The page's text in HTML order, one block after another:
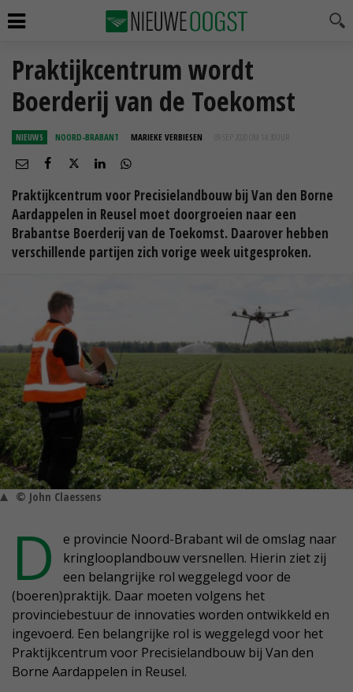
Praktijkcentrum wordt
Boerderij van de Toekomst
NIEUWS NOORD-BRABANT MARIEKE VERBIESEN 09 SEP 2020 OM 14:30
Praktijkcentrum voor Precisielandbouw bij Van den Borne
Aardappelen in Reusel moet doorgroeien naar een
Brabantse Boerderij van de Toekomst. Daarover hebben
verschillende partijen zich vorige week uitgesproken.
© John Claessens
D
e provincie Noord-Brabant wil de omslag naar
kringlooplandbouw versnellen. Hierin ziet zij
een belangrijke rol weggelegd voor de
(boeren)praktijk. Daar moeten volgens het
provinciebestuur de innovaties worden ontwikkeld en
ingevoerd. Een belangrijke rol is weggelegd voor het
Praktijkcentrum voor Precisielandbouw bij Van den
Borne Aardappelen in Reusel.